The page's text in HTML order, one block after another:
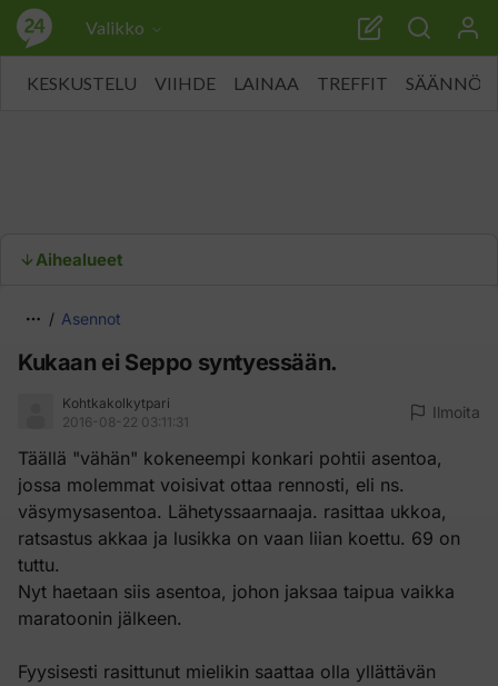
Valikko
KESKUSTELU VIIHDE LAINAA TREFFIT SÄÄNNÖT
Aihealueet
Asennot
Kukaan ei Seppo syntyessään.
Kohtkakolkytpari
2016-08-22 03:11:31
Ilmoita
Täällä "vähän" kokeneempi konkari pohtii asentoa,
jossa molemmat voisivat ottaa rennosti, eli ns.
väsymysasentoa. Lähetyssaarnaaja. rasittaa ukkoa,
ratsastus akkaa ja lusikka on vaan liian koettu. 69 on
tuttu.
Nyt haetaan siis asentoa, johon jaksaa taipua vaikka
maratoonin jälkeen.
Fyysisesti rasittunut mielikin saattaa olla yllättävän